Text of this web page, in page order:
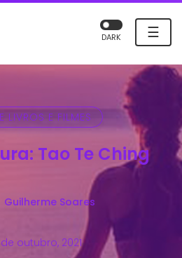
☰
DARK
LIVROS E FILMES
Tao Te Ching
Guilherme Soares
de outubro, 2021